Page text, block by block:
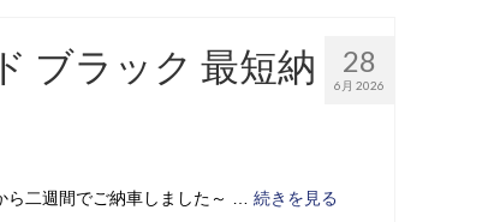
28
6月 2026
ブラック 最短納
ら二週間でご納車しました～ …続きを見る